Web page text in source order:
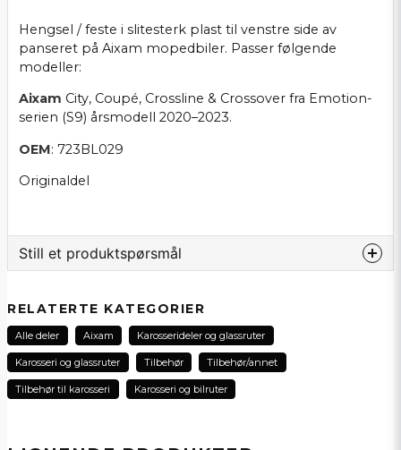
Hengsel / feste i slitesterk plast til venstre side av
panseret på Aixam mopedbiler. Passer følgende
modeller:
Aixam City, Coupé, Crossline & Crossover fra Emotion-
serien (S9) årsmodell 2020–2023.
OEM: 723BL029
Originaldel
Still et produktspørsmål
Spør oss noe om dette produktet...
name
Navn
RELATERTE KATEGORIER
Alle deler Aixam Karosserideler og glassruter
Karosseri og glassruter Tilbehør Tilbehør/annet
Tilbehør til karosseri Karosseri og bilruter